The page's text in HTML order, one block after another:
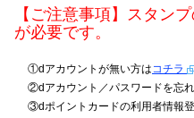
【ご注意事項】スタン
が必要です。
①dアカウントが無い方はコチラ
②dアカウント／パスワードを忘
③dポイントカードの利用者情報